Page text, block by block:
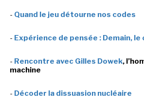
EMAGINAIRE
MES PREMIÈRES LECTURES
- Quand le jeu détourne nos codes
- Expérience de pensée : Demain, le
- Rencontre avec Gilles Dowek,
machine
- Décoder la dissuasion nucléaire